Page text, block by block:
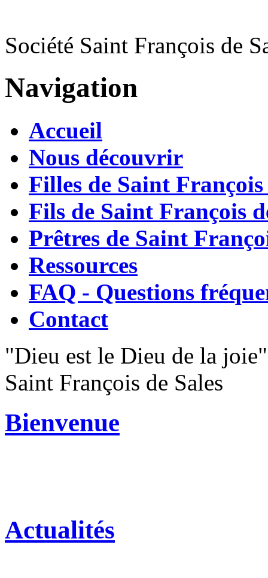
Société Saint François de
Navigation
Accueil
Nous découvrir
Filles de Saint François
Fils de Saint François
Prêtres de Saint
Ressources
FAQ - Questions
Contact
"Dieu est le Dieu de la joie"
Saint François de Sales
Bienvenue
Actualités